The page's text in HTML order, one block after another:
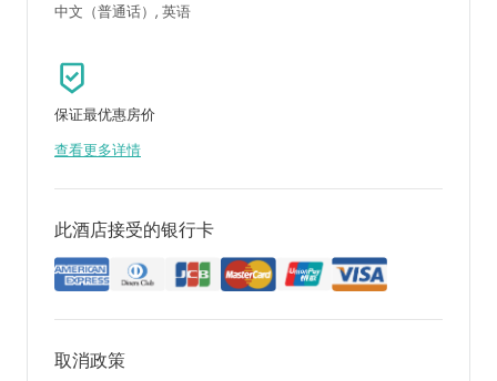
中文（普通话）, 英语
保证最优惠房价
查看更多详情
此酒店接受的银行卡
取消政策